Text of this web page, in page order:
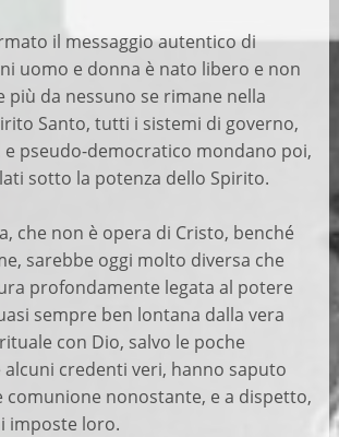
il messaggio autentico di
uomo e donna è nato libero e non
più da nessuno se rimane nella
Santo, tutti i sistemi di governo,
pseudo-democratico mondano poi,
sotto la potenza dello Spirito.
che non è opera di Cristo, benché
sarebbe oggi molto diversa che
profondamente legata al potere
sempre ben lontana dalla vera
con Dio, salvo le poche
alcuni credenti veri, hanno saputo
comunione nonostante, e a dispetto,
imposte loro.